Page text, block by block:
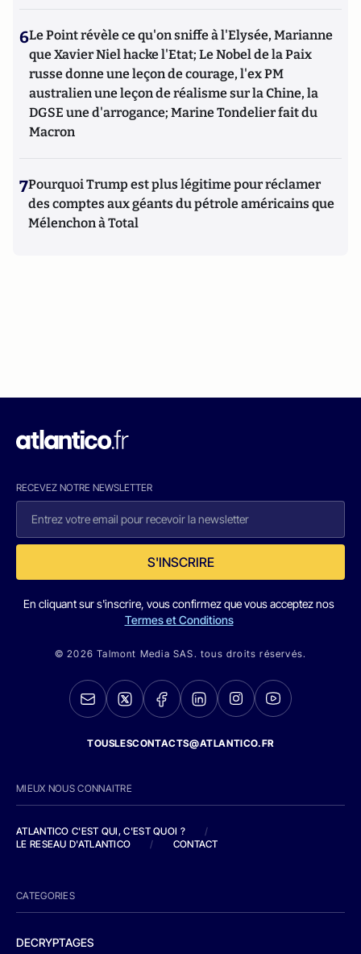
6Le Point révèle ce qu'on sniffe à l'Elysée, Marianne
que Xavier Niel hacke l'Etat; Le Nobel de la Paix
russe donne une leçon de courage, l'ex PM
australien une leçon de réalisme sur la Chine, la
DGSE une d'arrogance; Marine Tondelier fait du
Macron
7Pourquoi Trump est plus légitime pour réclamer
des comptes aux géants du pétrole américains que
Mélenchon à Total
RECEVEZ NOTRE NEWSLETTER
S'INSCRIRE
En cliquant sur s'inscrire, vous confirmez que vous acceptez nos
Termes et Conditions
© 2026 Talmont Media SAS. tous droits réservés.
TOUSLESCONTACTS@ATLANTICO.FR
MIEUX NOUS CONNAITRE
ATLANTICO C'EST QUI, C'EST QUOI ?
/
LE RESEAU D'ATLANTICO
/ CONTACT
CATEGORIES
DECRYPTAGES